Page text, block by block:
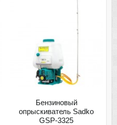
Бензиновый
опрыскиватель Sadko
GSP-3325